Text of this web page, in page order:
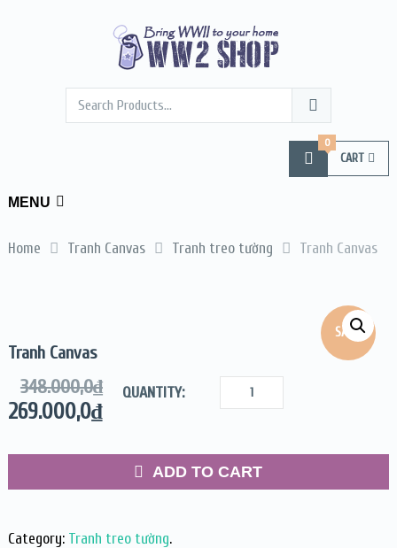
CART
0
MENU
Home Tranh Canvas Tranh treo tường Tranh Canvas
SALE!
Tranh Canvas
348.000,0₫
269.000,0₫
QUANTITY:
ADD TO CART
Category: Tranh treo tường.